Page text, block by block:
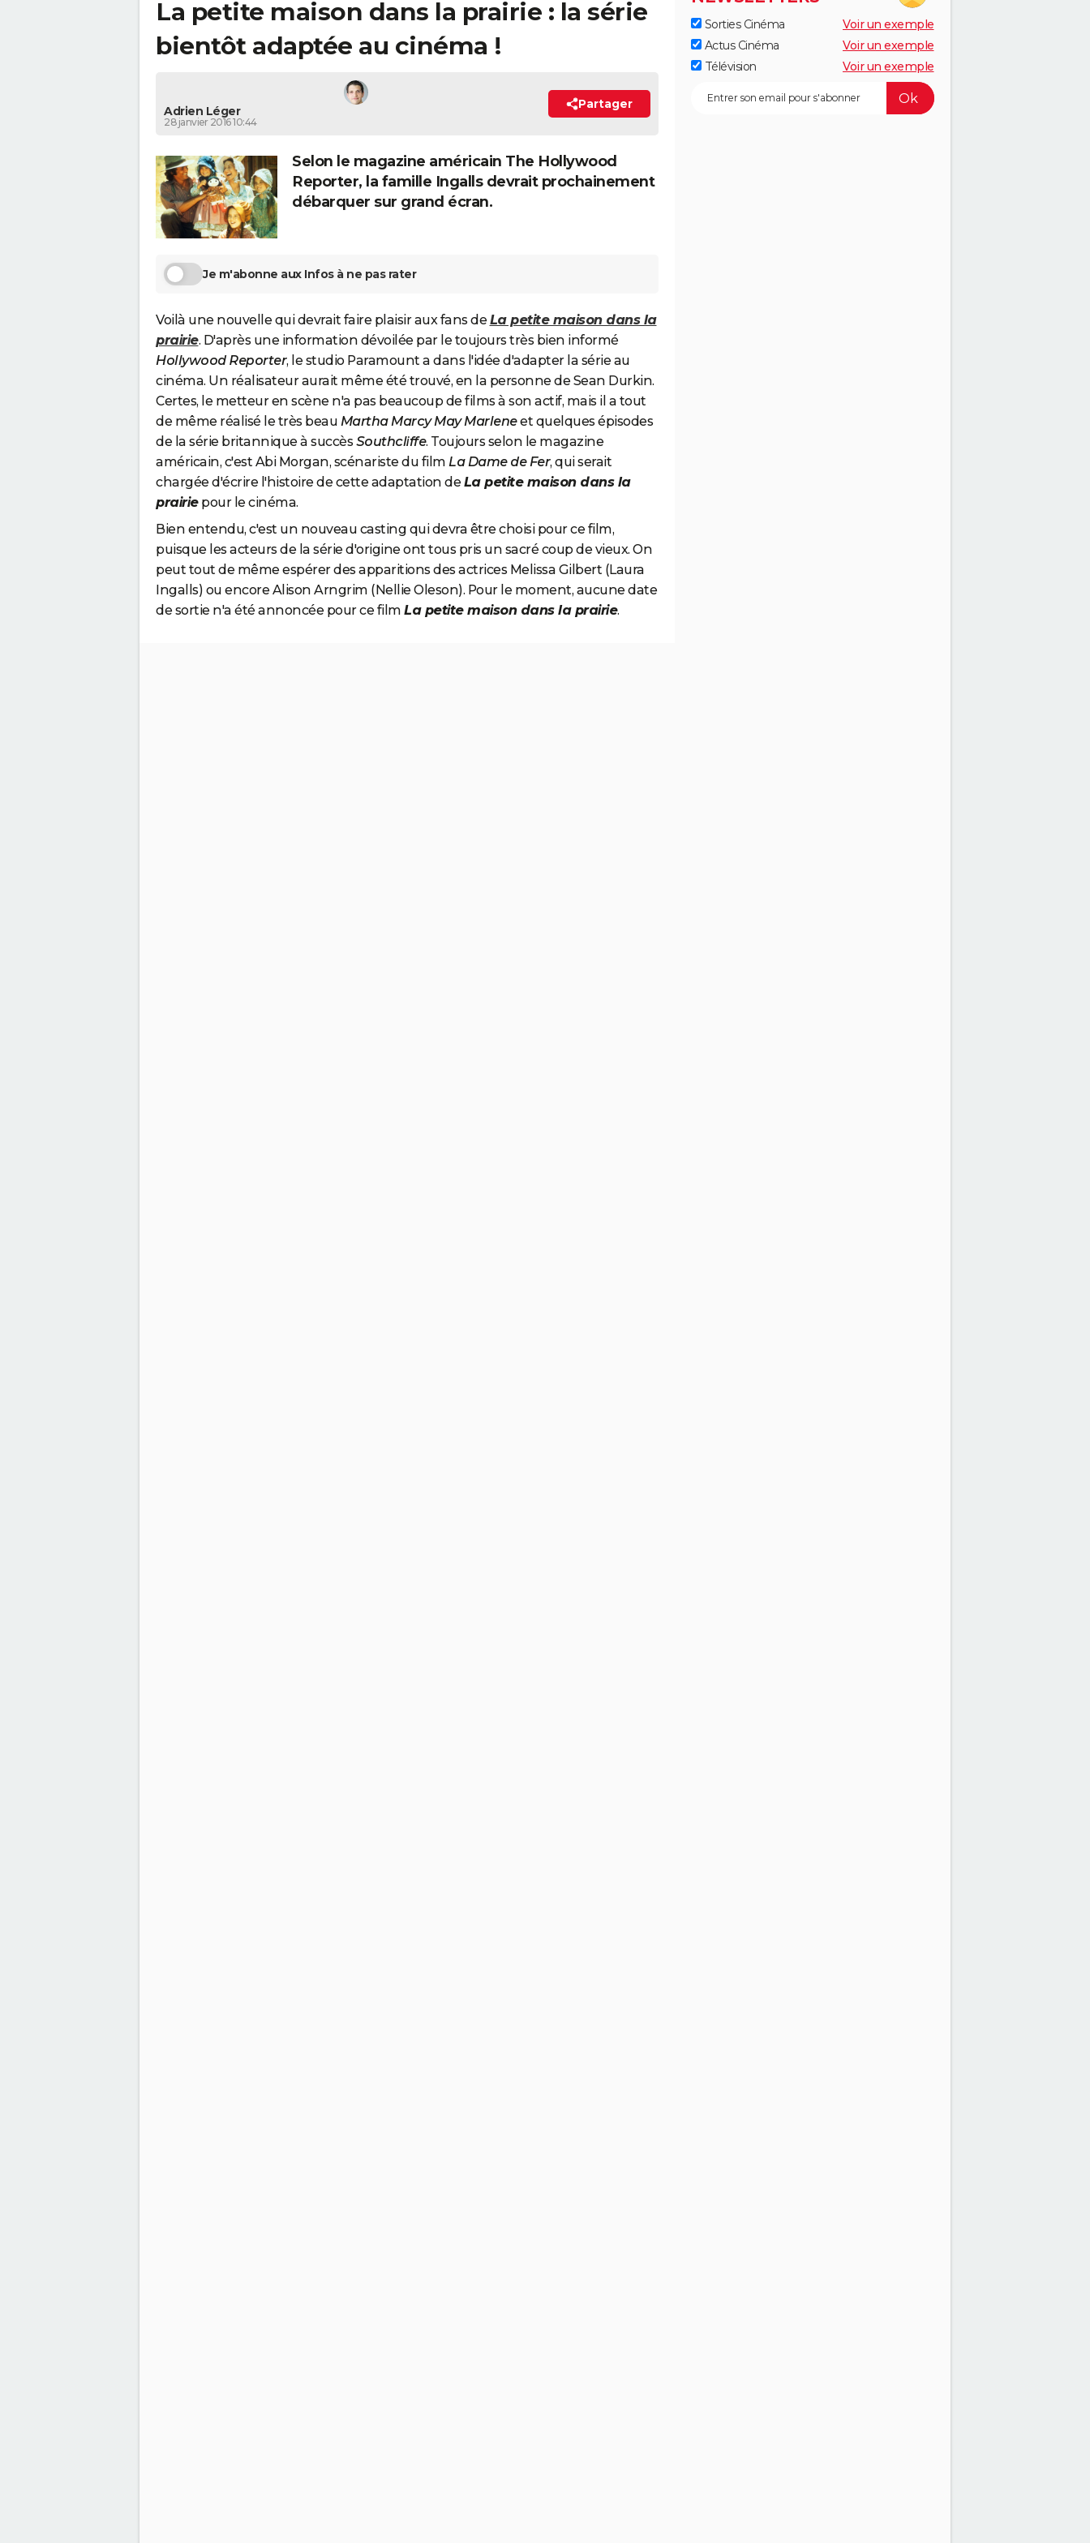
La petite maison dans la prairie : la série
bientôt adaptée au cinéma !
Adrien Léger
28 janvier 2016 10:44
Partager
Selon le magazine américain The Hollywood
Reporter, la famille Ingalls devrait prochainement
débarquer sur grand écran.
Je m'abonne aux Infos à ne pas rater
Voilà une nouvelle qui devrait faire plaisir aux fans de La petite maison dans la
prairie. D'après une information dévoilée par le toujours très bien informé
Hollywood Reporter, le studio Paramount a dans l'idée d'adapter la série au
cinéma. Un réalisateur aurait même été trouvé, en la personne de Sean Durkin.
Certes, le metteur en scène n'a pas beaucoup de films à son actif, mais il a tout
de même réalisé le très beau Martha Marcy May Marleneet quelques épisodes
de la série britannique à succèsSouthcliffe. Toujours selon le magazine
américain, c'est Abi Morgan, scénariste du film La Dame de Fer, qui serait
chargée d'écrire l'histoire de cette adaptation de La petite maison dans la
prairiepour le cinéma.
Bien entendu, c'est un nouveau casting qui devra être choisi pour ce film,
puisque les acteurs de la série d'origine ont tous pris un sacré coup de vieux. On
peut tout de même espérer des apparitions des actrices Melissa Gilbert (Laura
Ingalls) ou encore Alison Arngrim (Nellie Oleson). Pour le moment, aucune date
de sortie n'a été annoncée pour ce film La petite maison dans la prairie.
Sorties Cinéma
Voir un exemple
Actus Cinéma
Voir un exemple
Télévision
Voir un exemple